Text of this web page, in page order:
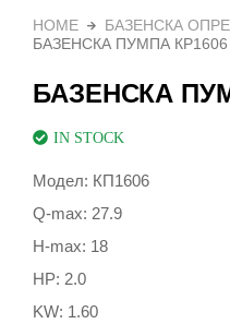
HOME
БАЗЕНСКА
БАЗЕНСКА ПУМПА КР1606
БАЗЕНСКА
IN STOCK
Модел: КП1606
Q-max: 27.9
H-max: 18
HP: 2.0
KW: 1.60